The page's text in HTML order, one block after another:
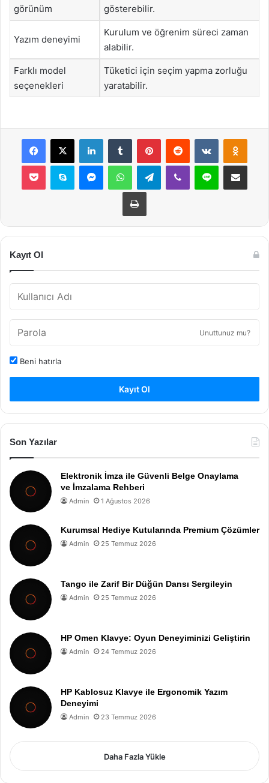
görünüm
gösterebilir.
Yazım deneyimi
Kurulum ve öğrenim süreci zaman
alabilir.
Farklı model
seçenekleri
Tüketici için seçim yapma zorluğu
yaratabilir.
Facebook
X LinkedInTumblr PinterestReddit VKontakte
Pocket Skype MessengerWhatsAppTelegramViber Line E-Posta ile
Yazdır
Kayıt Ol
Unuttunuz mu?
Beni hatırla
Kayıt Ol
Son Yazılar
Elektronik İmza ile Güvenli Belge Onaylama
ve İmzalama Rehberi
Admin 1 Ağustos 2026
Kurumsal Hediye Kutularında Premium Çözümler
Admin 25 Temmuz 2026
Tango ile Zarif Bir Düğün Dansı Sergileyin
Admin 25 Temmuz 2026
HP Omen Klavye: Oyun Deneyiminizi Geliştirin
Admin 24 Temmuz 2026
HP Kablosuz Klavye ile Ergonomik Yazım
Deneyimi
Admin 23 Temmuz 2026
Daha Fazla Yükle